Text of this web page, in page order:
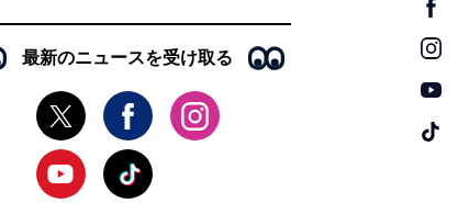
最新のニュースを受け取る